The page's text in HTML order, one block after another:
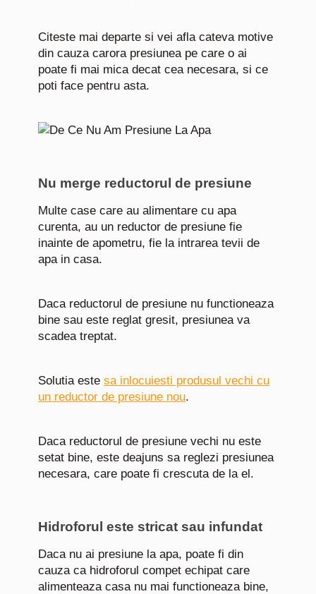
Citeste mai departe si vei afla cateva motive
din cauza carora presiunea pe care o ai
poate fi mai mica decat cea necesara, si ce
poti face pentru asta.
Nu merge reductorul de presiune
Multe case care au alimentare cu apa
curenta, au un reductor de presiune fie
inainte de apometru, fie la intrarea tevii de
apa in casa.
Daca reductorul de presiune nu functioneaza
bine sau este reglat gresit, presiunea va
scadea treptat.
Solutia este sa inlocuiesti produsul vechi cu
un reductor de presiune nou.
Daca reductorul de presiune vechi nu este
setat bine, este deajuns sa reglezi presiunea
necesara, care poate fi crescuta de la el.
Hidroforul este stricat sau infundat
Daca nu ai presiune la apa, poate fi din
cauza ca hidroforul compet echipat care
alimenteaza casa nu mai functioneaza bine,